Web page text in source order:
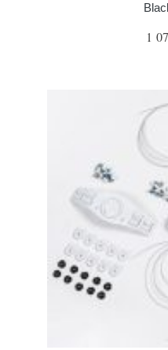
1